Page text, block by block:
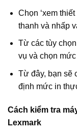
Chọn ‘xem
thanh và nhấp
Từ các tùy
vụ và chọn
Từ đây, bạn sẽ
định mức in
Cách kiểm tra
Lexmark